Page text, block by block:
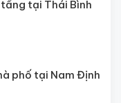
tại Thái Bình
phố tại Nam Định